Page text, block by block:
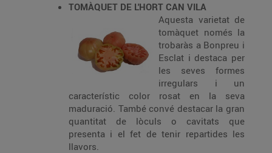
TOMÀQUET DE L'HORT CAN VILA
Aquesta varietat de
tomàquet només la
trobaràs a Bonpreu i
Esclat i destaca per
les seves formes
irregulars i un
característic color rosat en la seva
maduració. També convé destacar la gran
quantitat de lòculs o cavitats que
presenta i el fet de tenir repartides les
llavors.